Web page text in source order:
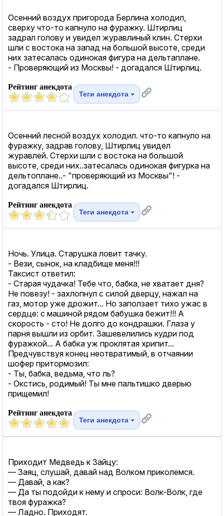
Осенний воздух пригорода Берлина холодил,
сверху что-то капнуло на фуражку. Штирлиц
задрал голову и увидел журавлиный клин. Стерхи
шли с востока на запад на большой высоте, среди
них затесалась одинокая фигура на дельтаплане.
- Проверяющий из Москвы! - догадался Штирлиц.
Рейтинг анекдота
Теги анекдота
Осенний лесной воздух холодил. что-то капнуло на
фуражку, задрав голову, Штирлиц увидел
журавлей. Стерхи шли с востока на большой
высоте, среди них..затесалась одинокая фигурка на
дельтоплане..- "проверяющий из Москвы"! -
догадался Штирлиц.
Рейтинг анекдота
Теги анекдота
Ночь. Улица. Старушка ловит тачку.
- Вези, сынок, на кладбище меня!!!
Таксист ответил:
- Старая чудачка! Тебе что, бабка, не хватает дня?
Не повезу! - захлопнул с силой дверцу, нажал на
газ, мотор уже дрожит... Но заползает тихо ужас в
сердце: с машиной рядом бабушка бежит!!! А
скорость - сто! Не долго до кондрашки. Глаза у
парня вышли из орбит. Зашевелились кудри под
фуражкой... А бабка уж проклятая хрипит...
Предчувствуя конец неотвратимый, в отчаянии
шофер притормозил:
- Ты, бабка, ведьма, что ль?
- Окстись, родимый! Ты мне пальтишко дверью
прищемил!
Рейтинг анекдота
Теги анекдота
Приходит Медведь к Зайцу:
— Заяц, слушай, давай над Волком приколемся.
— Давай, а как?
— Да ты подойди к нему и спроси: Волк-Волк, где
твоя фуражка?
— Ладно. Приходят.